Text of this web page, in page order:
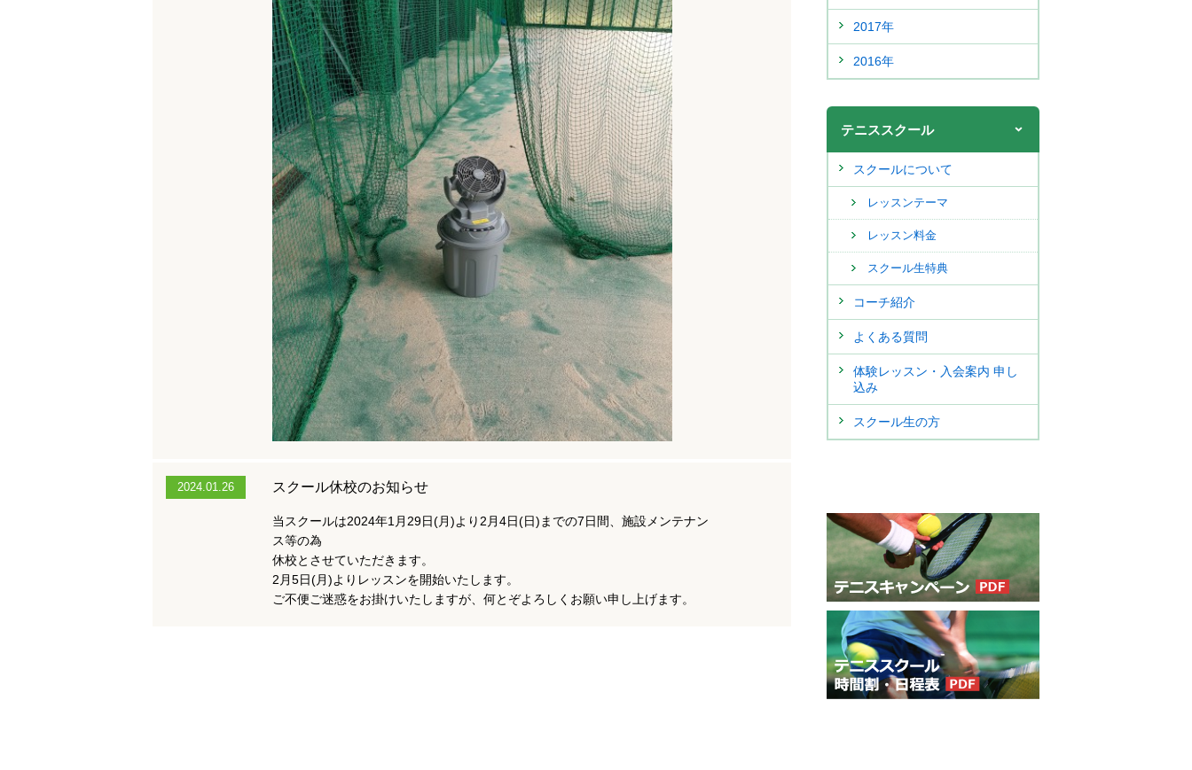
2024.01.26 スクール休校のお知らせ
当スクールは2024年1月29日(月)より2月4日(日)までの7日間、施設メンテナン
ス等の為
休校とさせていただきます。
2月5日(月)よりレッスンを開始いたします。
ご不便ご迷惑をお掛けいたしますが、何とぞよろしくお願い申し上げます。
2017年
2016年
テニススクール
スクールについて
レッスンテーマ
レッスン料金
スクール生特典
コーチ紹介
よくある質問
体験レッスン・入会案内 申し
込み
スクール生の方